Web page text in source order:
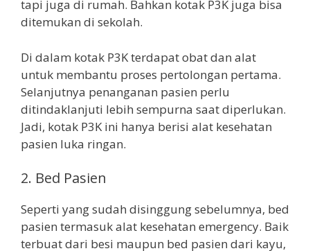
tapi juga di rumah. Bahkan kotak P3K juga bisa
ditemukan di sekolah.
Di dalam kotak P3K terdapat obat dan alat
untuk membantu proses pertolongan pertama.
Selanjutnya penanganan pasien perlu
ditindaklanjuti lebih sempurna saat diperlukan.
Jadi, kotak P3K ini hanya berisi alat kesehatan
pasien luka ringan.
2. Bed Pasien
Seperti yang sudah disinggung sebelumnya, bed
pasien termasuk alat kesehatan emergency. Baik
terbuat dari besi maupun bed pasien dari kayu,